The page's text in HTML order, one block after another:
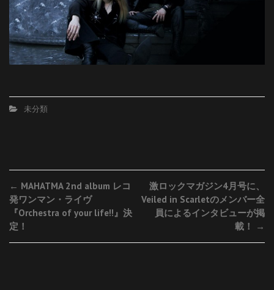
未分類
Post
navigation
← MAHATMA 2nd album レコ
発ワンマン・ライヴ
『Orchestra of your life!!』決
定！
激ロックマガジン4月号に、
Veiled in Scarletのメンバー全
員によるインタビューが掲
載！
→